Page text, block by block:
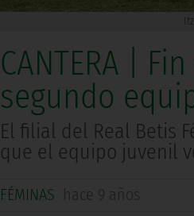
CANTERA |
segundo
El filial del Real Betis
que el equipo juvenil
FÉMINAS hace 9 años